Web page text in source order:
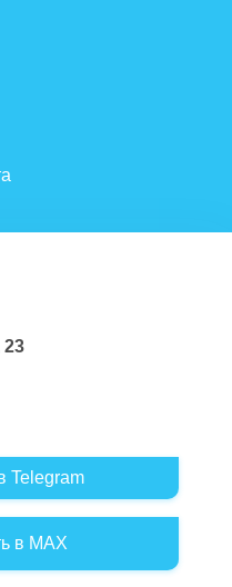
23
Telegram
в MAX